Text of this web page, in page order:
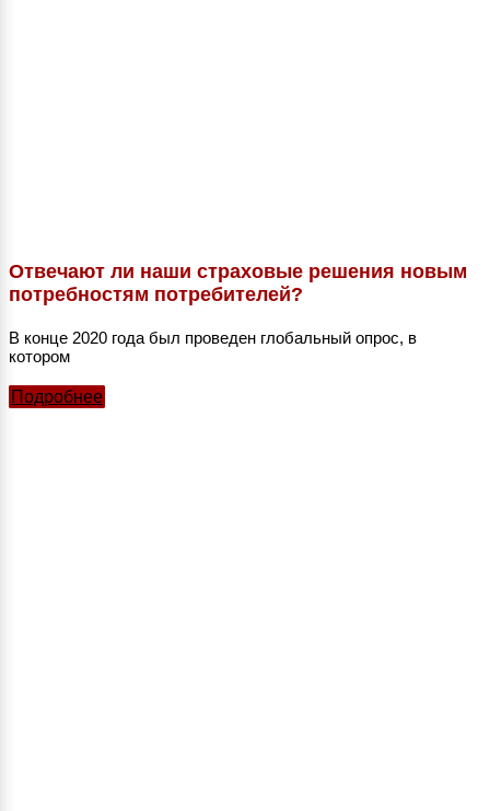
Отвечают ли наши страховые решения новым
потребностям потребителей?
В конце 2020 года был проведен глобальный опрос, в
котором
Подробнее